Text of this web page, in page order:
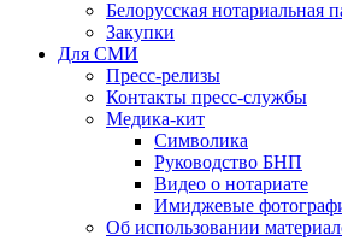
Белорусская нотариальная
Закупки
Для СМИ
Пресс-релизы
Контакты пресс-службы
Медика-кит
Символика
Руководство БНП
Видео о нотариате
Имиджевые
Об использовании